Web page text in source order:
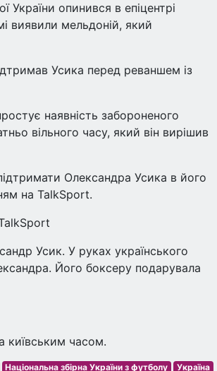
України опинився в епіцентрі
виявили мельдоній, який
Усика перед реваншем із
наявність забороненого
вільного часу, який він вирішив
Олександра Усика в його
на TalkSport.
Усик. У руках українського
Його боксеру подарувала
київським часом.
Національна збірна України з футболу Україна